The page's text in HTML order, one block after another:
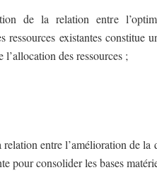
de la relation entre
ressources existantes constitue
l’allocation des ressources ;
entre l’amélioration de
pour consolider les bases